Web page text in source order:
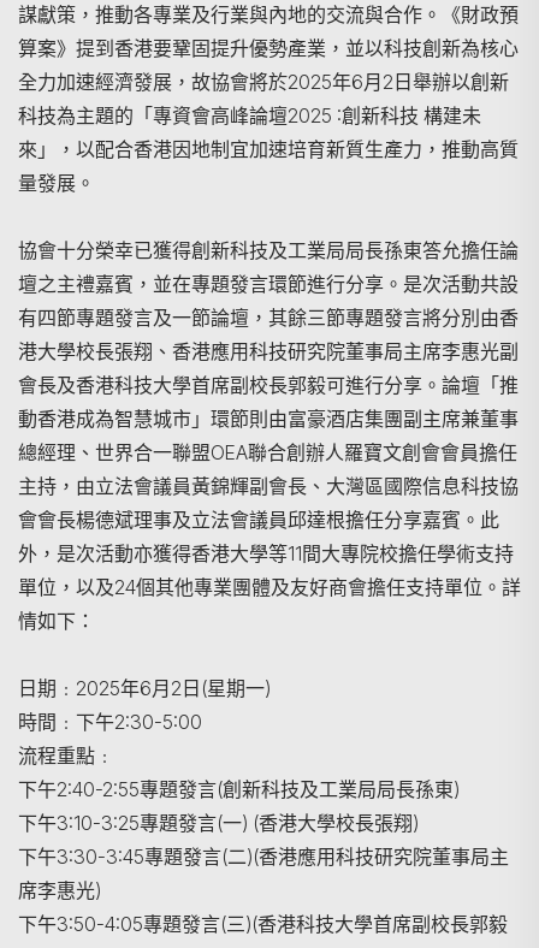
謀獻策，推動各專業及行業與內地的交流與合作。《財政預
算案》提到香港要鞏固提升優勢產業，並以科技創新為核心
全力加速經濟發展，故協會將於2025年6月2日舉辦以創新
科技為主題的「專資會高峰論壇2025 :創新科技 構建未
來」，以配合香港因地制宜加速培育新質生產力，推動高質
量發展。
協會十分榮幸已獲得創新科技及工業局局長孫東答允擔任論
壇之主禮嘉賓，並在專題發言環節進行分享。是次活動共設
有四節專題發言及一節論壇，其餘三節專題發言將分別由香
港大學校長張翔、香港應用科技研究院董事局主席李惠光副
會長及香港科技大學首席副校長郭毅可進行分享。論壇「推
動香港成為智慧城市」環節則由富豪酒店集團副主席兼董事
總經理、世界合一聯盟OEA聯合創辦人羅寶文創會會員擔任
主持，由立法會議員黃錦輝副會長、大灣區國際信息科技協
會會長楊德斌理事及立法會議員邱達根擔任分享嘉賓。此
外，是次活動亦獲得香港大學等11間大專院校擔任學術支持
單位，以及24個其他專業團體及友好商會擔任支持單位。詳
情如下：
日期﹕2025年6月2日(星期一)
時間﹕下午2:30-5:00
流程重點﹕
下午2:40-2:55專題發言(創新科技及工業局局長孫東)
下午3:10-3:25專題發言(一) (香港大學校長張翔)
下午3:30-3:45專題發言(二)(香港應用科技研究院董事局主
席李惠光)
下午3:50-4:05專題發言(三)(香港科技大學首席副校長郭毅